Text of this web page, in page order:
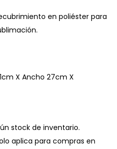
en poliéster para
X Ancho 27cm X
stock de inventario.
aplica para compras en